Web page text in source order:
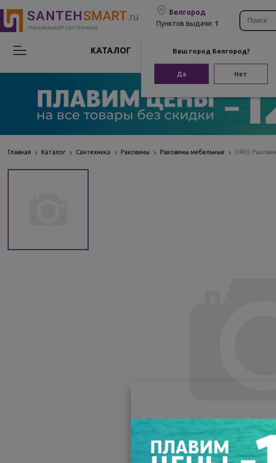
Белгород
Пунктов выдачи: 1
Ваш город Белгород?
Да Нет
КАТАЛОГ
Сантехника
Мебель для ванной
Аксессуары для ванной
Главная Каталог Сантехника Раковины Раковины мебельные ORIO